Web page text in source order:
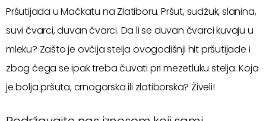
Pršutijada u Mačkatu na Zlatiboru. Pršut, sudžuk, slanina,
suvi čvarci, duvan čvarci. Da li se duvan čvarci kuvaju u
mleku? Zašto je ovčija stelja ovogodišnji hit pršutijade i
zbog čega se ipak treba čuvati pri mezetluku stelja. Koja
je bolja pršuta, crnogorska ili zlatiborska? Živeli!